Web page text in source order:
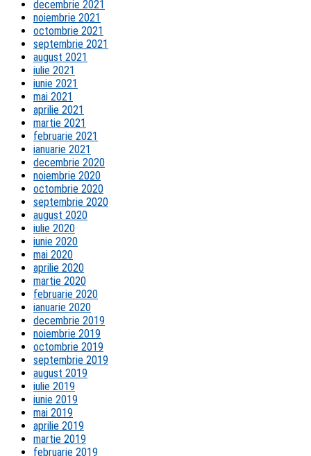
decembrie 2021
noiembrie 2021
octombrie 2021
septembrie 2021
august 2021
iulie 2021
iunie 2021
mai 2021
aprilie 2021
martie 2021
februarie 2021
ianuarie 2021
decembrie 2020
noiembrie 2020
octombrie 2020
septembrie 2020
august 2020
iulie 2020
iunie 2020
mai 2020
aprilie 2020
martie 2020
februarie 2020
ianuarie 2020
decembrie 2019
noiembrie 2019
octombrie 2019
septembrie 2019
august 2019
iulie 2019
iunie 2019
mai 2019
aprilie 2019
martie 2019
februarie 2019